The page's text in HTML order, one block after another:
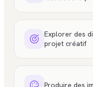
Explorer des
projet créatif
Produire des